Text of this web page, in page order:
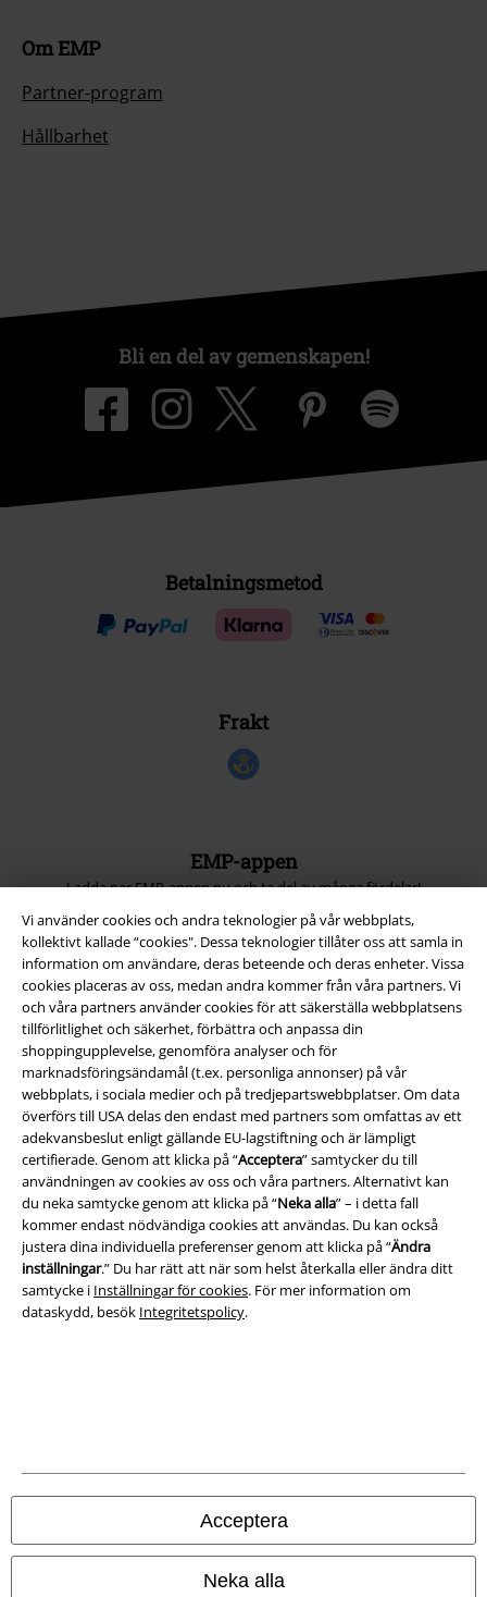
Vi använder cookies och andra teknologier på vår webbplats,
kollektivt kallade “cookies". Dessa teknologier tillåter oss att samla in
information om användare, deras beteende och deras enheter. Vissa
cookies placeras av oss, medan andra kommer från våra partners. Vi
och våra partners använder cookies för att säkerställa webbplatsens
tillförlitlighet och säkerhet, förbättra och anpassa din
shoppingupplevelse, genomföra analyser och för
marknadsföringsändamål (t.ex. personliga annonser) på vår
webbplats, i sociala medier och på tredjepartswebbplatser. Om data
överförs till USA delas den endast med partners som omfattas av ett
adekvansbeslut enligt gällande EU-lagstiftning och är lämpligt
certifierade. Genom att klicka på “Acceptera” samtycker du till
användningen av cookies av oss och våra partners. Alternativt kan
du neka samtycke genom att klicka på “Neka alla” – i detta fall
kommer endast nödvändiga cookies att användas. Du kan också
justera dina individuella preferenser genom att klicka på “Ändra
inställningar.” Du har rätt att när som helst återkalla eller ändra ditt
samtycke i Inställningar för cookies. För mer information om
dataskydd, besök Integritetspolicy.
Acceptera
Neka alla
Om EMP
Partner-program
Hållbarhet
Bli en del av gemenskapen!
Betalningsmetod
Frakt
EMP-appen
Ladda ner EMP-appen nu och ta del av många fördelar!
A Warner Music Group Company
Ladda ner villkoren
Avfallshantering och miljöskydd
Försäkran om överensstämmelse